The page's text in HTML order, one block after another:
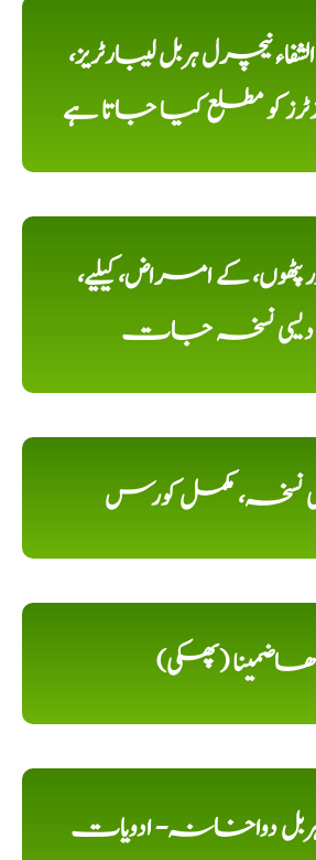
نیچرل ہربل لیبارٹریز،
کو مطلع کیا جاتا ہے
کے امراض، کیلیے،
دیسی نسخہ جات
نسخہ، مکمل کورس
ھاضمینا (پھکی)
ہربل دواخانہ- ادویات